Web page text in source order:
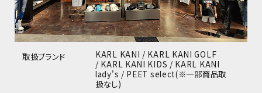
取扱ブランド
KARL KANI / KARL KANI GOLF
/ KARL KANI KIDS / KARL KANI
lady's / PEET select(※一部商品取
扱なし)